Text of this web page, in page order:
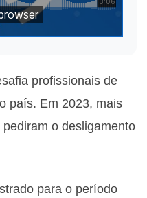
profissionais de
país. Em 2023, mais
pediram o desligamento
para o período